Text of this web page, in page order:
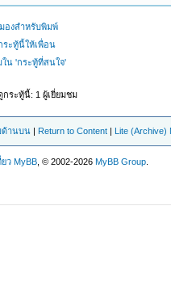
องสำหรับพิมพ์
ระทู้นี้ให้เพื่อน
ใน 'กระทู้ที่สนใจ'
กระทู้นี้: 1 ผู้เยี่ยมชม
ด้านบน | Return to Content | Lite (Archive)
ว MyBB , © 2002-2026MyBB Group